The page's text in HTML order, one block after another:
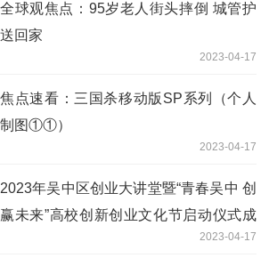
全球观焦点：95岁老人街头摔倒 城管护
送回家
2023-04-17
焦点速看：三国杀移动版SP系列（个人
制图①①）
2023-04-17
2023年吴中区创业大讲堂暨“青春吴中 创
赢未来”高校创新创业文化节启动仪式成
2023-04-17